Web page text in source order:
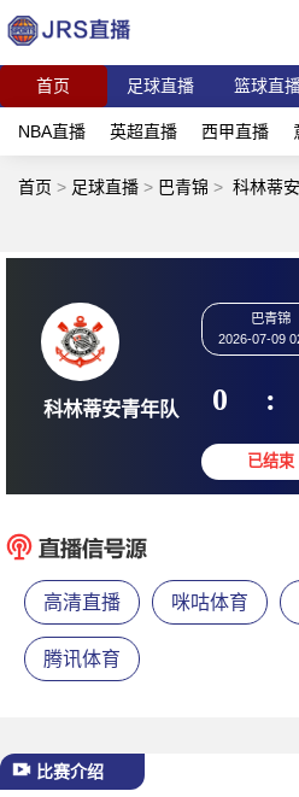
首页 足球直播 篮球直
NBA直播 英超直播 西甲直播
首页 > 足球直播 > 巴青锦 > 科林蒂
科林蒂安青年队 0
高清直播 咪咕体育
腾讯体育
比赛介绍